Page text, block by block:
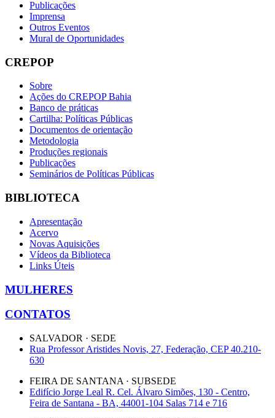
Publicações
Imprensa
Outros Eventos
Mural de Oportunidades
CREPOP
Sobre
Ações do CREPOP Bahia
Banco de práticas
Cartilha: Políticas Públicas
Documentos de orientação
Metodologia
Produções regionais
Publicações
Seminários de Políticas Públicas
BIBLIOTECA
Apresentação
Acervo
Novas Aquisições
Vídeos da Biblioteca
Links Úteis
MULHERES
CONTATOS
SALVADOR · SEDE
Rua Professor Aristides Novis, 27, Federação, CEP 40.210-
630
FEIRA DE SANTANA · SUBSEDE
Edifício Jorge Leal R. Cel. Álvaro Simões, 130 - Centro,
Feira de Santana - BA, 44001-104 Salas 714 e 716